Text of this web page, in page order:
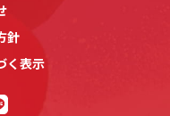
針
く表示